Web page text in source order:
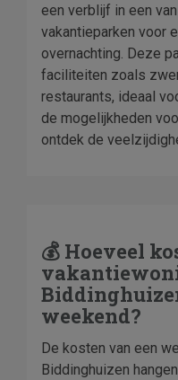
een verblijf in een
vakantieparken voor
overnachting. Deze
faciliteiten zoals
restaurants, ideaal
de mogelijkheden
ontdek de
💰 Hoeveel
weekend?
De kosten van een
Biddinghuizen